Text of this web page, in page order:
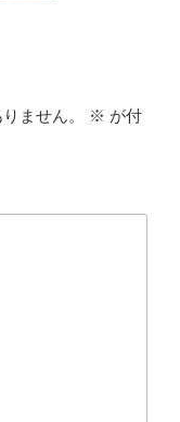
ません。 ※ が付